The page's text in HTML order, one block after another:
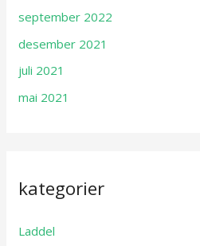
september 2022
desember 2021
juli 2021
mai 2021
kategorier
Laddel